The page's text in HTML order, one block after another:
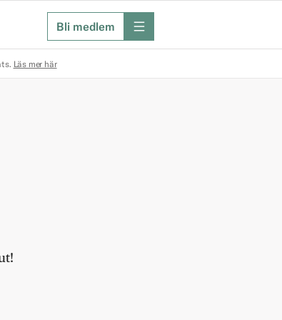
Bli medlem meny
Läs mer här